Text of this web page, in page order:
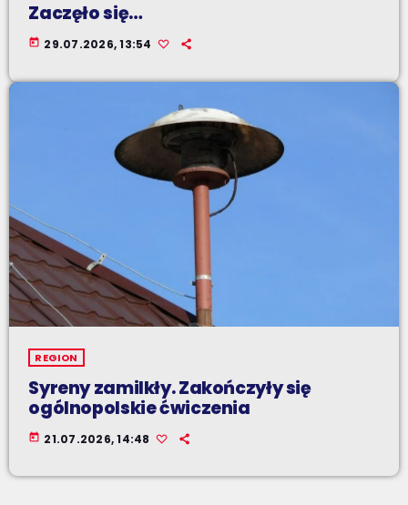
Zaczęło się…
today 29.07.2026, 13:54
REGION
Syreny zamilkły. Zakończyły się
ogólnopolskie ćwiczenia
today 21.07.2026, 14:48